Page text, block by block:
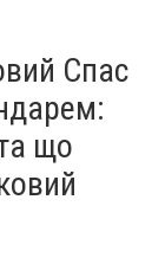
Спас
що